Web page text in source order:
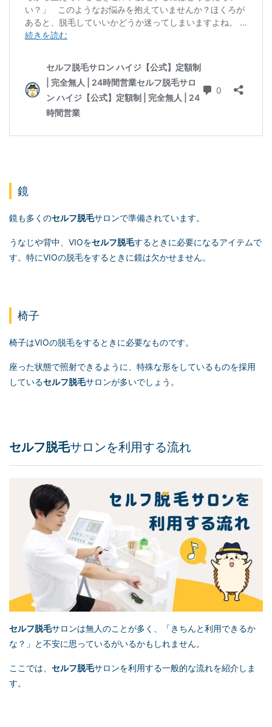
鏡
鏡も多くのセルフ脱毛サロンで準備されています。
うなじや背中、VIOをセルフ脱毛するときに必要になるアイテムで
す。特にVIOの脱毛をするときに鏡は欠かせません。
椅子
椅子はVIOの脱毛をするときに必要なものです。
座った状態で照射できるように、特殊な形をしているものを採用
しているセルフ脱毛サロンが多いでしょう。
セルフ脱毛サロンを利用する流れ
セルフ脱毛サロンは無人のことが多く、「きちんと利用できるか
な？」と不安に思っているがいるかもしれません。
ここでは、 セルフ脱毛サロンを利用する一般的な流れを紹介しま
す。